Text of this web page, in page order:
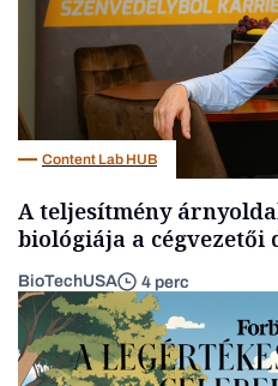
Content Lab HUB
A teljesítmény
biológiája a cégvezetői
BioTechUSA 4 perc